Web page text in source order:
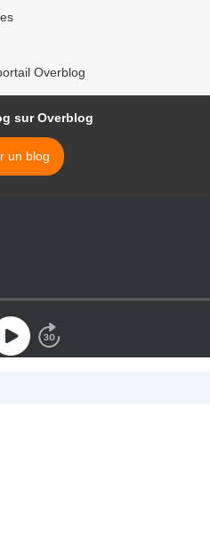
Overblog
sur Overblog
un blog